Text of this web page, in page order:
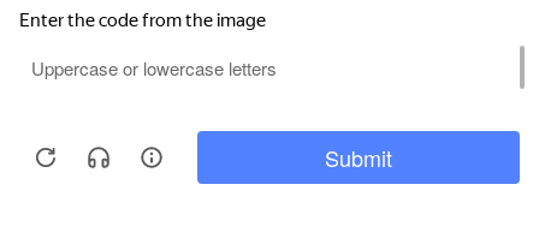
Заказать звонок
t706566@yandex.ru